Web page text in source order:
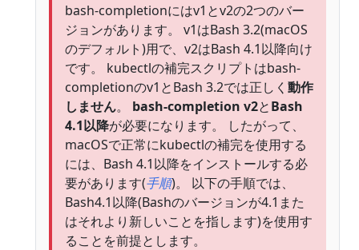
bash-completionにはv1とv2の2つのバー
ジョンがあります。 v1はBash 3.2(macOS
のデフォルト)用で、v2はBash 4.1以降向け
です。 kubectlの補完スクリプトはbash-
completionのv1とBash 3.2では正しく 動作
しません。 bash-completion v2とBash
4.1以降が必要になります。 したがって、
macOSで正常にkubectlの補完を使用する
には、Bash 4.1以降をインストールする必
要があります(手順)。 以下の手順では、
Bash4.1以降(Bashのバージョンが4.1また
はそれより新しいことを指します)を使用す
ることを前提とします。